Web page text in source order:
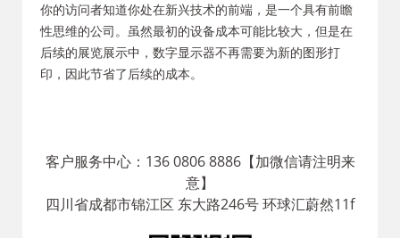
你的访问者知道你处在新兴技术的前端，是一个具有前瞻
性思维的公司。虽然最初的设备成本可能比较大，但是在
后续的展览展示中，数字显示器不再需要为新的图形打
印，因此节省了后续的成本。
客户服务中心：136 0806 8886【加微信请注明来
意】
四川省成都市锦江区 东大路246号 环球汇蔚然11f